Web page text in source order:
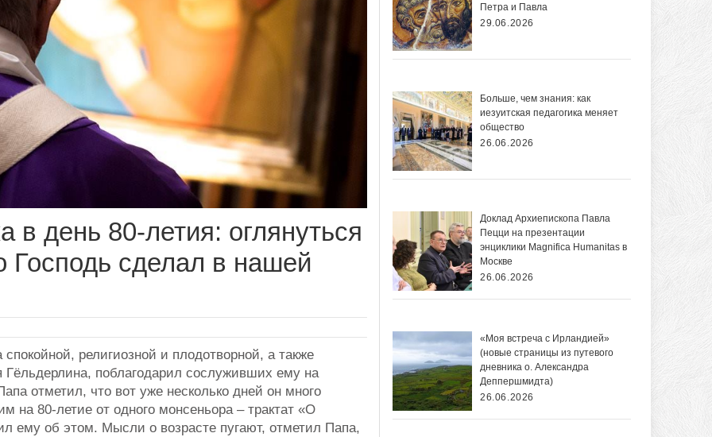
день 80-летия: оглянуться
Господь сделал в нашей
религиозной и плодотворной, а также
поблагодарил сослуживших ему на
отметил, что вот уже несколько дней он много
на 80-летие от одного монсеньора – трактат «О
ему об этом. Мысли о возрасте пугают, отметил Папа,
Петра и Павла
29.06.2026
Больше, чем знания: как
иезуитская педагогика меняет
общество
26.06.2026
Доклад Архиепископа Павла
Пецци на презентации
энциклики Magnifica Нumanitas в
Москве
26.06.2026
«Моя встреча с Ирландией»
(новые страницы из путевого
дневника о. Александра
Деппершмидта)
26.06.2026